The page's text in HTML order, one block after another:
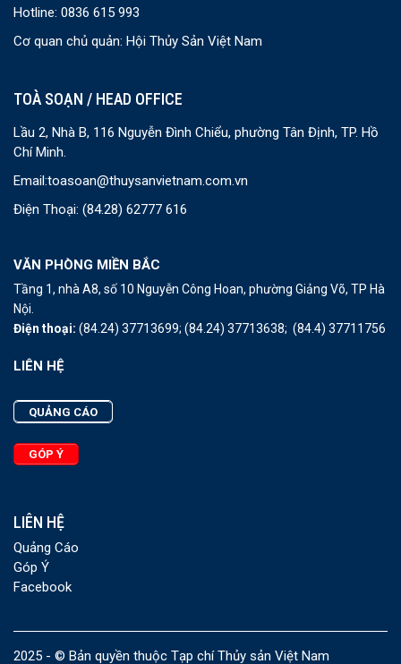
Hotline: 0836 615 993
Cơ quan chủ quản: Hội Thủy Sản Việt Nam
TOÀ SOẠN / HEAD OFFICE
Lầu 2, Nhà B, 116 Nguyễn Đình Chiểu, phường Tân Định, TP. Hồ
Chí Minh.
Email:toasoan@thuysanvietnam.com.vn
Điện Thoại: (84.28) 62777 616
VĂN PHÒNG MIỀN BẮC
Tầng 1, nhà A8, số 10 Nguyễn Công Hoan, phường Giảng Võ, TP Hà
Nội.
Điện thoại: (84.24) 37713699; (84.24) 37713638; (84.4) 37711756
LIÊN HỆ
QUẢNG CÁO
GÓP Ý
LIÊN HỆ
Quảng Cáo
Góp Ý
Facebook
2025 - © Bản quyền thuộc Tạp chí Thủy sản Việt Nam